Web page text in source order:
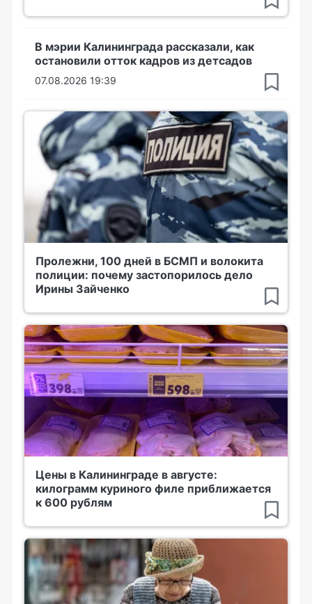
В мэрии Калининграда рассказали, как
остановили отток кадров из детсадов
07.08.2026 19:39
Пролежни, 100 дней в БСМП и волокита
полиции: почему застопорилось дело
Ирины Зайченко
Цены в Калининграде в августе:
килограмм куриного филе приближается
к 600 рублям